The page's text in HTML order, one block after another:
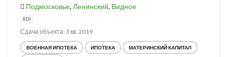
Подмосковье, Ленинский, Видное
RDI
Сдача объекта: 3 кв. 2019
ВОЕННАЯ ИПОТЕКА ИПОТЕКА МАТЕРИНСКИЙ КАПИТАЛ